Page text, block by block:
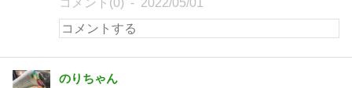
コメント(0) 2022/05/01
のりちゃん